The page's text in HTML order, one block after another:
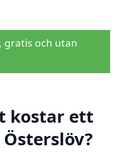
gratis och utan
kostar ett